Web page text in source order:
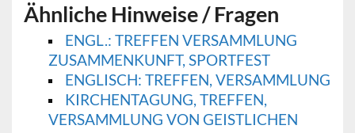
Ähnliche Hinweise / Fragen
ENGL.: TREFFEN VERSAMMLUNG
ZUSAMMENKUNFT, SPORTFEST
ENGLISCH: TREFFEN, VERSAMMLUNG
KIRCHENTAGUNG, TREFFEN,
VERSAMMLUNG VON GEISTLICHEN